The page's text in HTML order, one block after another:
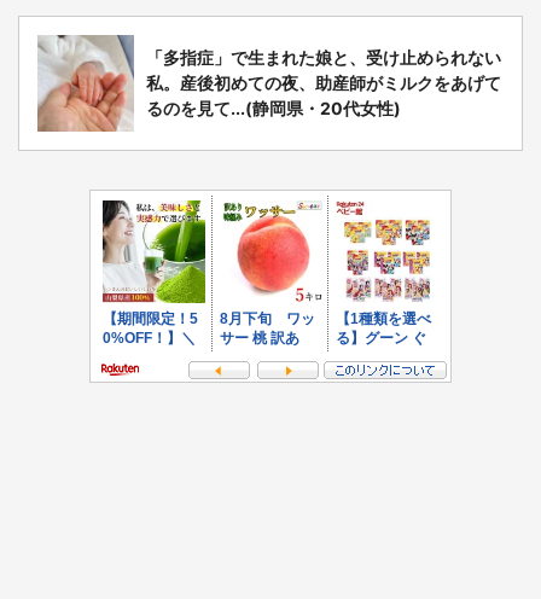
都道府選択
「多指症」で生まれた娘と、受け止められない
私。産後初めての夜、助産師がミルクをあげて
るのを見て...(静岡県・20代女性)